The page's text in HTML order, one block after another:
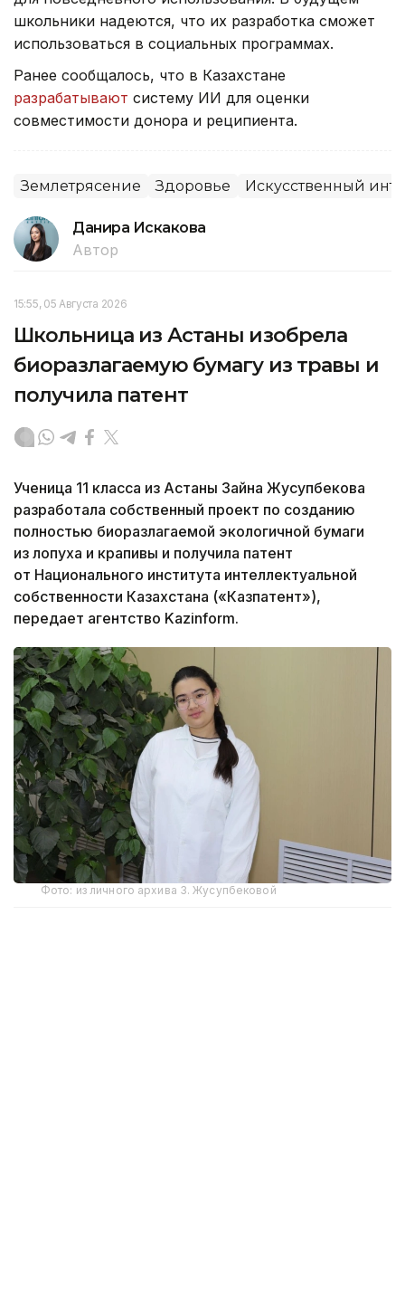
школьники надеются, что их разработка сможет
использоваться в социальных программах.
Ранее сообщалось, что в Казахстане
разрабатывают систему ИИ для оценки
совместимости донора и реципиента.
Землетрясение Здоровье Искусственный
Данира Искакова
Автор
15:55, 05 Августа 2026
Школьница из Астаны изобрела
биоразлагаемую бумагу из травы и
получила патент
Ученица 11 класса из Астаны Зайна Жусупбекова
разработала собственный проект по созданию
полностью биоразлагаемой экологичной бумаги
из лопуха и крапивы и получила патент
от Национального института интеллектуальной
собственности Казахстана («Казпатент»),
передает агентство Kazinform.
Фото: из личного архива З. Жусупбековой